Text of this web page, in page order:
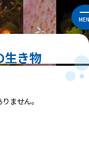
生き物
ません。